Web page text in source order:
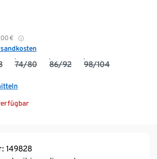
€
74/80 86/92 98/104
149828